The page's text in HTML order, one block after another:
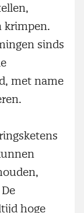
krimpen.
sinds
met name
hoge